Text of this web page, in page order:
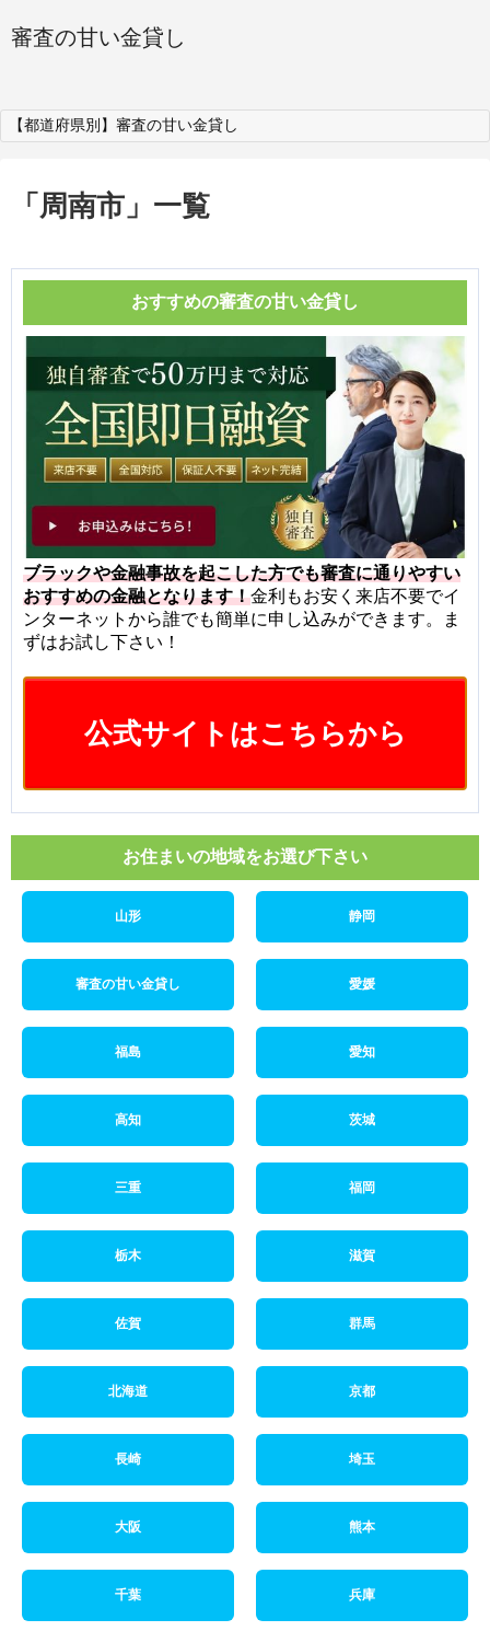
審査の甘い金貸し
【都道府県別】審査の甘い金貸し
「 周南市 」 一覧
おすすめの審査の甘い金貸し
ブラックや金融事故を起こした方でも審査に通りやすい
おすすめの金融となります！金利もお安く来店不要でイ
ンターネットから誰でも簡単に申し込みができます。ま
ずはお試し下さい！
公式サイトはこちらから
お住まいの地域をお選び下さい
山形 静岡
審査の甘い金貸し 愛媛
福島 愛知
高知 茨城
三重 福岡
栃木 滋賀
佐賀 群馬
北海道 京都
長崎 埼玉
大阪 熊本
千葉 兵庫